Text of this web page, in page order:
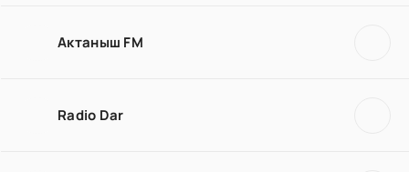
Актаныш FM
Radio Dar